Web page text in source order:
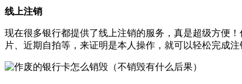
‌线上注销‌
现在很多银行都提供了线上注销的服务，真是超级方便
片、近期自拍等，来证明是本人操作，就可以轻松完成